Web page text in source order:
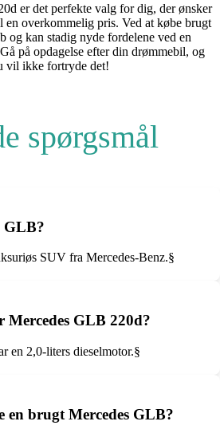
er det perfekte valg for dig, der ønsker
overkommelig pris. Ved at købe brugt
og kan stadig nyde fordelene ved en
på opdagelse efter din drømmebil, og
vil ikke fortryde det!
spørgsmål
GLB?
SUV fra Mercedes-Benz.§
GLB 220d?
en 2,0-liters dieselmotor.§
en brugt Mercedes GLB?